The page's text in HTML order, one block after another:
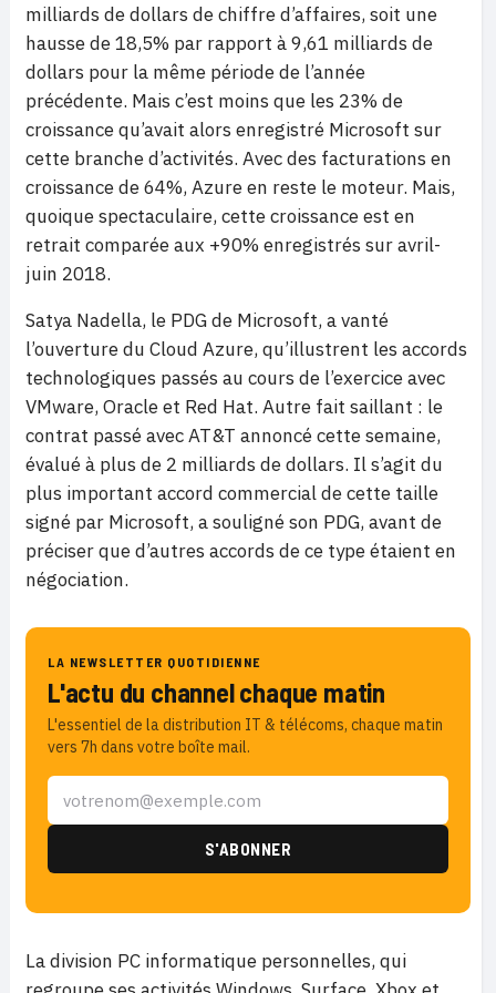
milliards de dollars de chiffre d’affaires, soit une
hausse de 18,5% par rapport à 9,61 milliards de
dollars pour la même période de l’année
précédente. Mais c’est moins que les 23% de
croissance qu’avait alors enregistré Microsoft sur
cette branche d’activités. Avec des facturations en
croissance de 64%, Azure en reste le moteur. Mais,
quoique spectaculaire, cette croissance est en
retrait comparée aux +90% enregistrés sur avril-
juin 2018.
Satya Nadella, le PDG de Microsoft, a vanté
l’ouverture du Cloud Azure, qu’illustrent les accords
technologiques passés au cours de l’exercice avec
VMware, Oracle et Red Hat. Autre fait saillant : le
contrat passé avec AT&T annoncé cette semaine,
évalué à plus de 2 milliards de dollars. Il s’agit du
plus important accord commercial de cette taille
signé par Microsoft, a souligné son PDG, avant de
préciser que d’autres accords de ce type étaient en
négociation.
LA NEWSLETTER QUOTIDIENNE
L'actu du channel chaque matin
L'essentiel de la distribution IT & télécoms, chaque matin
vers 7h dans votre boîte mail.
La division PC informatique personnelles, qui